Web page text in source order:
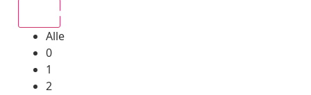
Alle
0
1
2